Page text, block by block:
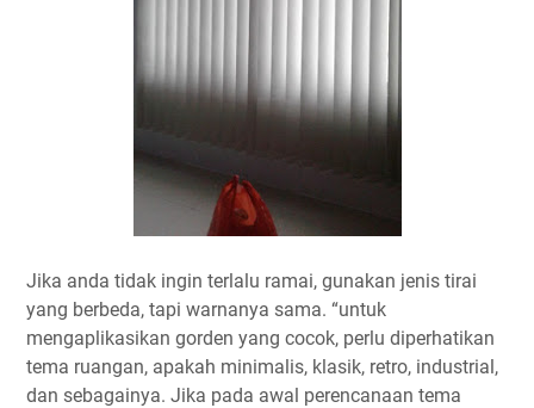
Jika anda tidak ingin terlalu ramai, gunakan jenis tirai
yang berbeda, tapi warnanya sama. “untuk
mengaplikasikan gorden yang cocok, perlu diperhatikan
tema ruangan, apakah minimalis, klasik, retro, industrial,
dan sebagainya. Jika pada awal perencanaan tema